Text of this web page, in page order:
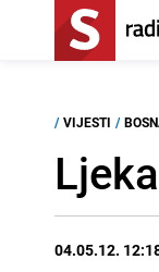
/ VIJESTI /
04.05.12.